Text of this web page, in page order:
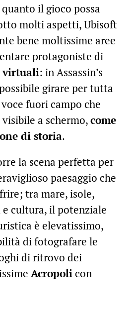
il gioco possa
molti aspetti, Ubisoft
bene moltissime aree
protagoniste di
virtuali: in Assassin’s
girare per tutta
fuori campo che
a schermo,come
di storia.
la scena perfetta per
paesaggio che
tra mare, isole,
cultura, il potenziale
è elevatissimo,
di fotografare le
di ritrovo dei
Acropolicon